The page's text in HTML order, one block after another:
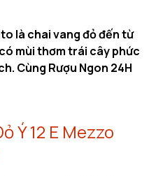
là chai vang đỏ đến từ
mùi thơm trái cây phức
Cùng Rượu Ngon 24H
Ý 12 E Mezzo